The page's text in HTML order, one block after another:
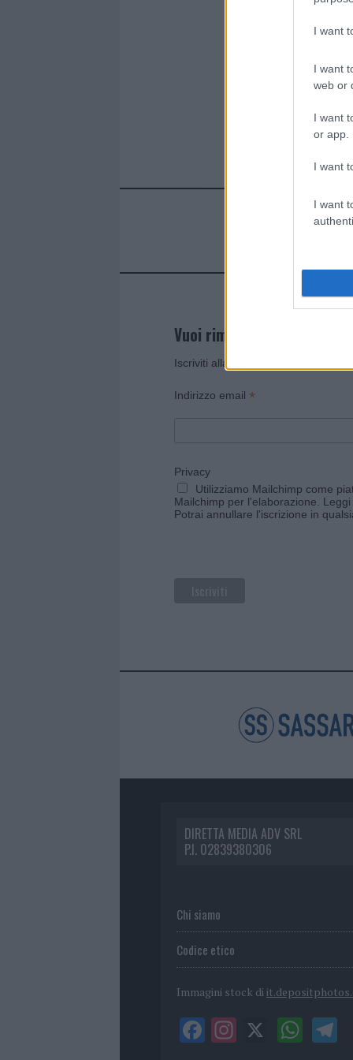
I want
I want
web or
I want
or app.
I want
I want
Vuoi rimanere sempre
Iscriviti alla newsletter di Gallura
Indirizzo email *
Privacy
Utilizziamo Mailchimp come
Mailchimp per l'elaborazione.
Potrai annullare l'iscrizione in
DIRETTA MEDIA ADV SRL
P.I. 02839380306
Chi siamo
Codice etico
Immagini stock di